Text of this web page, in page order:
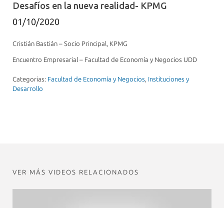
Desafíos en la nueva realidad- KPMG
01/10/2020
Cristián Bastián – Socio Principal, KPMG
Encuentro Empresarial – Facultad de Economía y Negocios UDD
Categorias: Facultad de Economía y Negocios, Instituciones y
Desarrollo
VER MÁS VIDEOS RELACIONADOS